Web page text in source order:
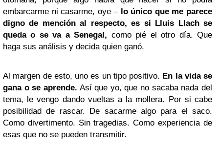
embarcarme ni casarme, oye – lo único que me parece
digno de mención al respecto, es si Lluis Llach se
queda o se va a Senegal, como pié el otro día. Que
haga sus análisis y decida quien ganó.
Al margen de esto, uno es un tipo positivo. En la vida se
gana o se aprende. Así que yo, que no sacaba nada del
tema, le vengo dando vueltas a la mollera. Por si cabe
posibilidad de rascar. De sacarme algo para el saco.
Como divertimento. Sin tragedias. Como experiencia de
esas que no se pueden transmitir.